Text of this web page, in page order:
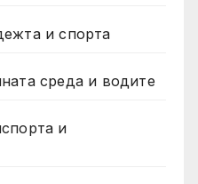
и спорта
среда и водите
и